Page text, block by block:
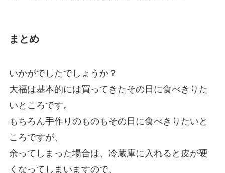
まとめ
いかがでしたでしょうか？
大福は基本的には買ってきたその日に食べきりた
いところです。
もちろん手作りのものもその日に食べきりたいと
ころですが、
余ってしまった場合は、冷蔵庫に入れると皮が硬
くなってしまいますので、